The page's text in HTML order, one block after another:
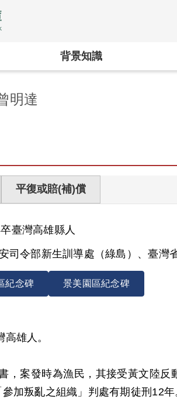
背景知識
明達
平復或賠(補)償
臺灣高雄縣人
司令部新生訓導處（綠島）、臺灣
紀念碑 景美園區紀念碑
雄人。
，案發時為漁民，其接受黃文陸
加叛亂之組織」判處有期徒刑12年